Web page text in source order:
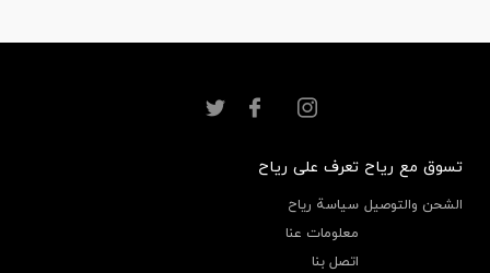
تسوق مع رياح
الشحن والتوصيل
تعرف على رياح
سياسة رياح
معلومات عنا
اتصل بنا